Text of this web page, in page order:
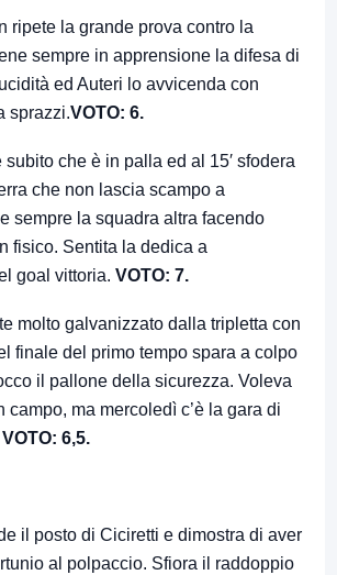
ripete la grande prova contro la
sempre in apprensione la difesa di
ed Auteri lo avvicenda con
sprazzi.VOTO: 6.
subito che è in palla ed al 15′ sfodera
che non lascia scampo a
sempre la squadra altra facendo
fisico. Sentita la dedica a
goal vittoria. VOTO: 7.
molto galvanizzato dalla tripletta con
finale del primo tempo spara a colpo
il pallone della sicurezza. Voleva
campo, ma mercoledì c’è la gara di
VOTO: 6,5.
il posto di Ciciretti e dimostra di aver
al polpaccio. Sfiora il raddoppio